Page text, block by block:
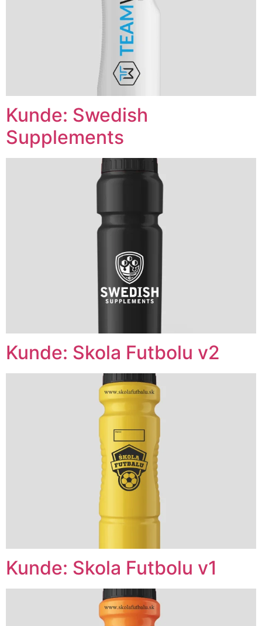
Kunde: Swedish
Supplements
Kunde: Skola Futbolu v2
Kunde: Skola Futbolu v1